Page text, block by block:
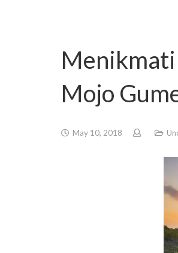
Menikmati
Mojo
May 10, 2018